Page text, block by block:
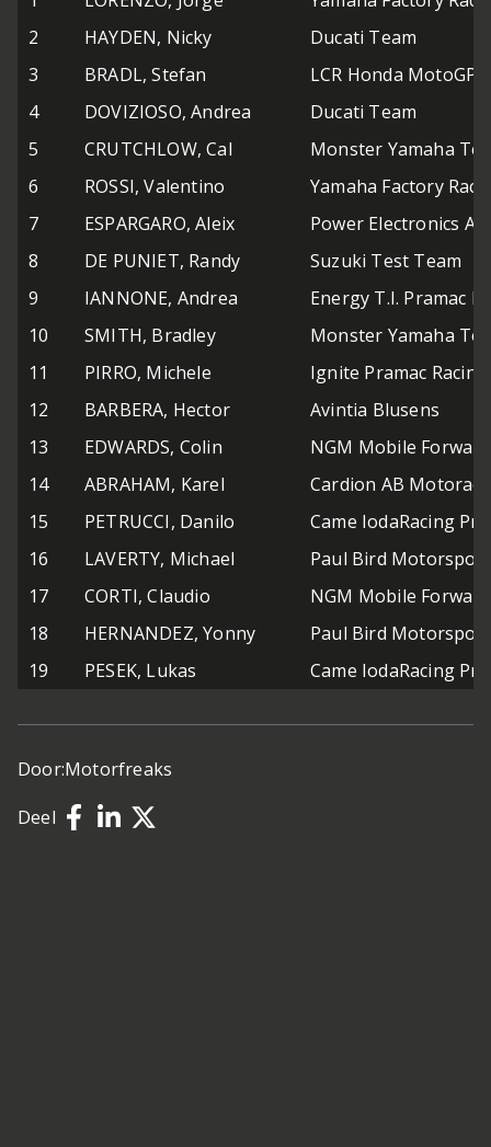
2
HAYDEN, Nicky
Ducati Team
3
BRADL, Stefan
LCR Honda MotoGP
4
DOVIZIOSO, Andrea
Ducati Team
5
CRUTCHLOW, Cal
Monster Yamaha
6
ROSSI, Valentino
Yamaha Factory
7
ESPARGARO, Aleix
Power Electronics
8
DE PUNIET, Randy
Suzuki Test Team
9
IANNONE, Andrea
Energy T.I. Pramac
10
SMITH, Bradley
Monster Yamaha
11
PIRRO, Michele
Ignite Pramac Racing
12
BARBERA, Hector
Avintia Blusens
13
EDWARDS, Colin
NGM Mobile
14
ABRAHAM, Karel
Cardion AB
15
PETRUCCI, Danilo
Came IodaRacing
16
LAVERTY, Michael
Paul Bird Motorsport
17
CORTI, Claudio
NGM Mobile
18
HERNANDEZ, Yonny
Paul Bird Motorsport
19
PESEK, Lukas Came IodaRacing
Door:Motorfreaks
Deel